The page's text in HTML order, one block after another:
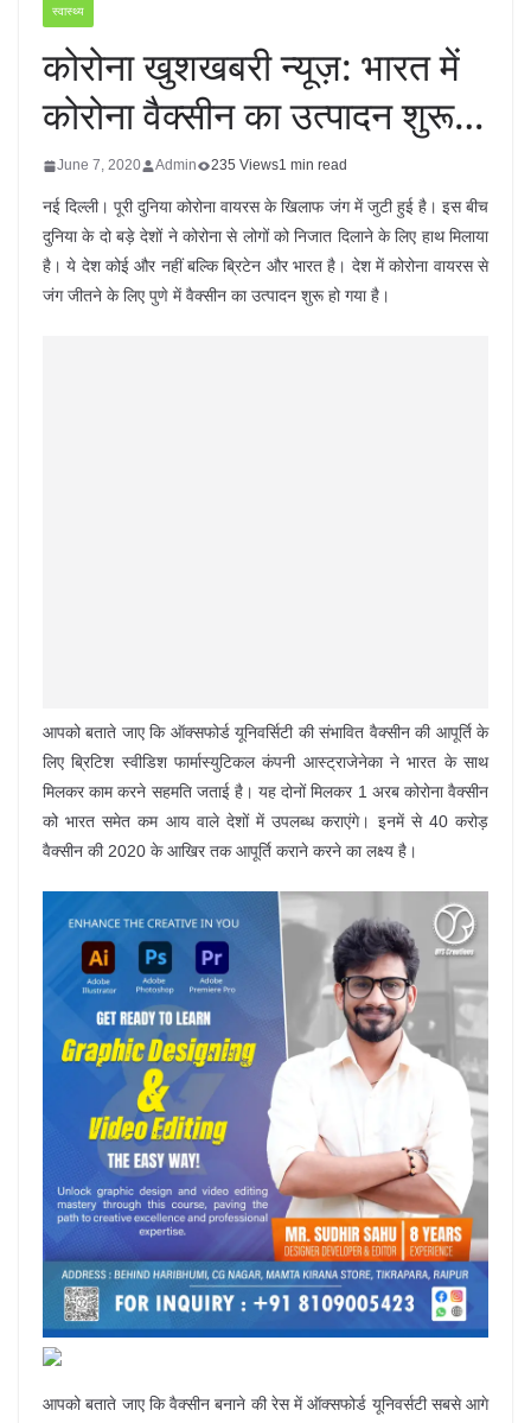
स्वास्थ्य
कोरोना खुशखबरी न्यूज़: भारत में
कोरोना वैक्सीन का उत्पादन शुरू…
June 7, 2020 Admin 235 Views1 min read
नई दिल्ली। पूरी दुनिया कोरोना वायरस के खिलाफ जंग में जुटी हुई है। इस बीच
दुनिया के दो बड़े देशों ने कोरोना से लोगों को निजात दिलाने के लिए हाथ मिलाया
है। ये देश कोई और नहीं बल्कि ब्रिटेन और भारत है। देश में कोरोना वायरस से
जंग जीतने के लिए पुणे में वैक्सीन का उत्पादन शुरू हो गया है।
आपको बताते जाए कि ऑक्सफोर्ड यूनिवर्सिटी की संभावित वैक्सीन की आपूर्ति के
लिए ब्रिटिश स्वीडिश फार्मास्युटिकल कंपनी आस्ट्राजेनेका ने भारत के साथ
मिलकर काम करने सहमति जताई है। यह दोनों मिलकर 1 अरब कोरोना वैक्सीन
को भारत समेत कम आय वाले देशों में उपलब्ध कराएंगे। इनमें से 40 करोड़
वैक्सीन की 2020 के आखिर तक आपूर्ति कराने करने का लक्ष्य है।
आपको बताते जाए कि वैक्सीन बनाने की रेस में ऑक्सफोर्ड यूनिवर्सटी सबसे आगे